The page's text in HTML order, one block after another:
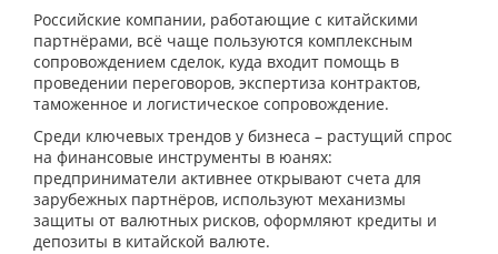
Российские компании, работающие с китайскими
партнёрами, всё чаще пользуются комплексным
сопровождением сделок, куда входит помощь в
проведении переговоров, экспертиза контрактов,
таможенное и логистическое сопровождение.
Среди ключевых трендов у бизнеса – растущий спрос
на финансовые инструменты в юанях:
предприниматели активнее открывают счета для
зарубежных партнёров, используют механизмы
защиты от валютных рисков, оформляют кредиты и
депозиты в китайской валюте.